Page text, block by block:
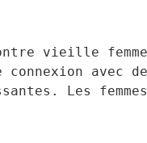
vieille
avec
Les